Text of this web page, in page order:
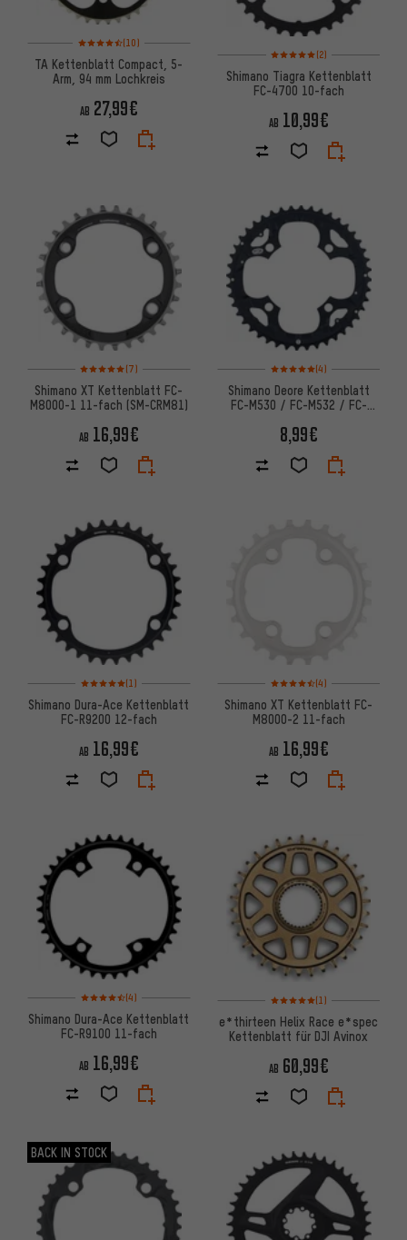
Bewertungen: 4,5 von 5 basierend auf 10 Bewertungen
(10)
TA Kettenblatt Compact, 5-
Arm, 94 mm Lochkreis
AB 27,99€
Bewertungen: 5 von 5
(2)
Shimano Tiagra Kettenblatt
FC-4700 10-fach
AB 10,99€
Bewertungen: 5 von 5 basierend auf 7 Bewertungen
(7)
Shimano XT Kettenblatt FC-
M8000-1 11-fach (SM-CRM81)
AB 16,99€
Bewertungen: 5 von 5
(4)
Shimano Deore Kettenblatt
FC-M530 / FC-M532 / FC-
8,99€
Bewertungen: 5 von 5 basierend auf 1 Bewertungen
(1)
Shimano Dura-Ace Kettenblatt
FC-R9200 12-fach
AB 16,99€
Bewertungen: 4,5 von 5
(4)
Shimano XT Kettenblatt FC-
M8000-2 11-fach
AB 16,99€
Bewertungen: 4,5 von 5 basierend auf 4 Bewertungen
(4)
Shimano Dura-Ace Kettenblatt
FC-R9100 11-fach
AB 16,99€
Bewertungen: 5 von 5
(1)
e*thirteen Helix Race e*spec
Kettenblatt für DJI Avinox
AB 60,99€
BACK IN STOCK